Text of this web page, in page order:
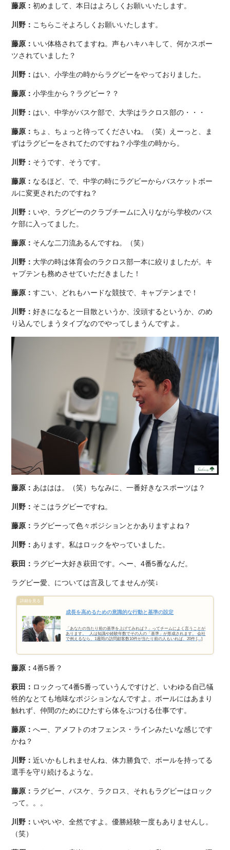
藤原：初めまして、本日はよろしくお願いいたします。
川野： こちらこそよろしくお願いいたします。
藤原： いい体格されてますね。声もハキハキして、何かスポー
ツされていました？
川野： はい、小学生の時からラグビーをやっておりました。
藤原：小学生から？ラグビー？？
川野： はい、中学がバスケ部で、大学はラクロス部の・・・
藤原： ちょ、ちょっと待ってくださいね。（笑）えーっと、ま
ずはラグビーをされてたのですね？小学生の時から。
川野： そうです、そうです。
藤原： なるほど、で、中学の時にラグビーからバスケットボー
ルに変更されたのですね？
川野： いや、ラグビーのクラブチームに入りながら学校のバス
ケ部に入ってました。
藤原： そんな二刀流あるんですね。（笑）
川野： 大学の時は体育会のラクロス部一本に絞りましたが。キ
ャプテンも務めさせていただきました！
藤原：すごい、どれもハードな競技で、キャプテンまで！
川野：好きになると一目散というか、没頭するというか、のめ
り込んでしまうタイプなのでやってしまうんですよ。
藤原： あははは。（笑）ちなみに、一番好きなスポーツは？
川野： そこはラグビーですね。
藤原： ラグビーって色々ポジションとかありますよね？
川野： あります。私はロックをやっていました。
萩田： ラグビー大好き萩田です。へー、4番5番なんだ。
ラグビー愛、については言及してませんが笑↓
成長を高めるための意識的な行動と基準の設定
「あなたの当たり前の基準を上げてみれば？」ってチームによく言うことが
あります。 人は知識や経験年数でその人の「基準」が形成されます。 会社
で例えるなら、1週間の訪問顧客数10件が当たり前の人もいれば、20件 […]
藤原：4番5番？
萩田： ロックって4番5番っていうんですけど、いわゆる自己犠
牲的なとても地味なポジションなんですよ。ボールにはあまり
触れず、仲間のためにひたすら体をぶつける仕事です。
藤原：へー、アメフトのオフェンス・ラインみたいな感じです
かね？
川野：近いかもしれませんね、体力勝負で、ボールを持ってる
選手を守り続けるような。
藤原： ラグビー、バスケ、ラクロス、それもラグビーはロック
って。。。
川野： いやいや、全然ですよ。優勝経験一度もありませんし。
（笑）